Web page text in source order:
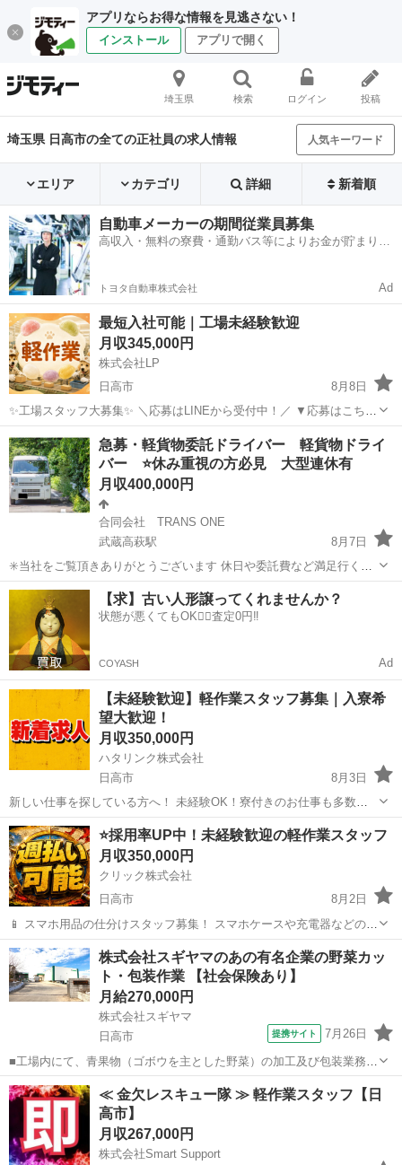
アプリならお得な情報を見逃さない！
インストール アプリで開く
埼玉県 検索 ログイン 投稿
埼玉県 日高市の全ての正社員の求人情報 人気キーワード
エリア カテゴリ 詳細 新着順
自動車メーカーの期間従業員募集
高収入・無料の寮費・通勤バス等によりお金が貯まりや
トヨタ自動車株式会社 Ad
最短入社可能｜工場未経験歓迎
月収345,000円
株式会社LP
日高市
8月8日
✨工場スタッフ大募集✨ ＼応募はLINEから受付中！／ ▼応募はこちら
https://lin.ee/wSdk4Ka ご登録後に簡単な内容を送っていただくだけ！
担当スタッフが順番にご案内いたします。 ...
埼玉 日高市 工場 未経験
急募・軽貨物委託ドライバー 軽貨物ドライ
バー ⭐️休み重視の方必見 大型連休有
月収400,000円
合同会社 TRANS ONE
武蔵高萩駅
8月7日
✳️当社をご覧頂きありがとうございます 休日や委託費など満足行く待
遇なので 最後までご覧頂けると嬉しいです。 サポートも充実していま
すので未経験も安心です 只今 川越・日髙エリア募集中です その他の
エリアも随時募集中なので ...
埼玉 日高市 武蔵高萩駅 ドライバー 未経験
【求】古い人形譲ってくれませんか？
状態が悪くてもOK🙆‍♀️査定0円‼️
COYASH Ad
【未経験歓迎】軽作業スタッフ募集｜入寮希
望大歓迎！
月収350,000円
ハタリンク株式会社
日高市
8月3日
新しい仕事を探している方へ！ 未経験OK！寮付きのお仕事も多数！
日払い・週払いも相談可能！ 「すぐ働きたい」 「住む場所も一緒に探
したい」 「今より収入を増やしたい」 そんな方におすすめのお仕事を
ご...
埼玉 日高市 工場 未経験
⭐採用率UP中！未経験歓迎の軽作業スタッフ
月収350,000円
クリック株式会社
日高市
8月2日
📱 スマホ用品の仕分けスタッフ募集！ スマホケースや充電器などの仕
分け・検品を行うシンプルなお仕事です♪
━━━━━━━━━━━━━━━━ 📲 ご応募はこちら（24時間受付
中） https://lin.ee/...
埼玉 日高市 その他 未経験
株式会社スギヤマのあの有名企業の野菜カッ
ト・包装作業 【社会保険あり】
月給270,000円
株式会社スギヤマ
日高市
提携サイト 7月26日
■工場内にて、青果物（ゴボウを主とした野菜）の加工及び包装業務
（袋・箱・パック詰め）をお願いします。 ★業界の知識は一切不要 業
務はスタッフが親切・丁寧に指導します。 安心してスタートできる環
境を整えてお待ちしています。 ※...
埼玉 日高市 工場
≪ 金欠レスキュー隊 ≫ 軽作業スタッフ【日
高市】
月収267,000円
株式会社Smart Support